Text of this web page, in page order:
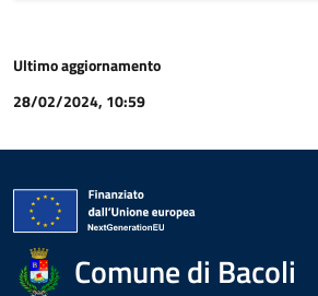
Ultimo aggiornamento
28/02/2024, 10:59
Comune di Bacoli